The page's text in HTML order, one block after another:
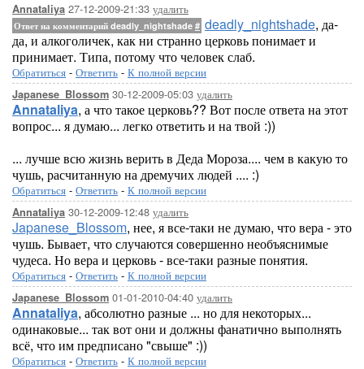
Annataliya 27-12-2009-21:33 удалить
Ответ на комментарий deadly_nightshade # deadly_nightshade, да-
да, и алкоголичек, как ни странно церковь понимает и
принимает. Типа, потому что человек слаб.
Обратиться - Ответить - К полной версии
Japanese_Blossom 30-12-2009-05:03 удалить
Annataliya, а что такое церковь?? Вот после ответа на этот
вопрос... я думаю... легко ответить и на твой :))
... лучше всю жизнь верить в Деда Мороза.... чем в какую то
чушь, расчитанную на дремучих людей .... :)
Обратиться - Ответить - К полной версии
Annataliya 30-12-2009-12:48 удалить
Japanese_Blossom, нее, я все-таки не думаю, что вера - это
чушь. Бывает, что случаются совершенно необъяснимые
чудеса. Но вера и церковь - все-таки разные понятия.
Обратиться - Ответить - К полной версии
Japanese_Blossom 01-01-2010-04:40 удалить
Annataliya, абсолютно разные ... но для некоторых...
одинаковые... так вот они и должны фанатично выполнять
всё, что им предписано "свыше" :))
Обратиться - Ответить - К полной версии